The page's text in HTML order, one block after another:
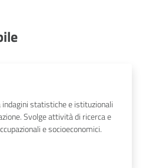
statistiche e istituzionali
Svolge attività di ricerca e
e socioeconomici.